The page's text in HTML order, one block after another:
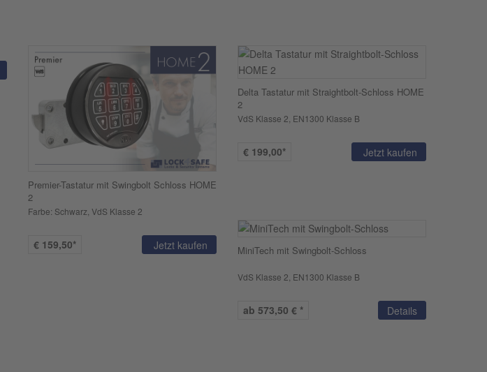
Premier-Tastatur mit Swingbolt Schloss HOME
2
Farbe: Schwarz, VdS Klasse 2
€ 159,50* Jetzt kaufen
Delta Tastatur mit Straightbolt-Schloss HOME
2
VdS Klasse 2, EN1300 Klasse B
€ 199,00* Jetzt kaufen
MiniTech mit Swingbolt-Schloss
VdS Klasse 2, EN1300 Klasse B
ab 573,50 € * Details